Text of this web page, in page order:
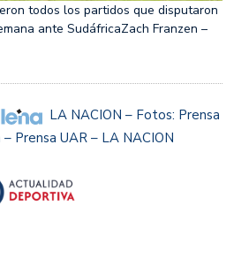
todos los partidos que disputaron
ante SudáfricaZach Franzen –
LA NACION – Fotos: Prensa
Prensa UAR – LA NACION